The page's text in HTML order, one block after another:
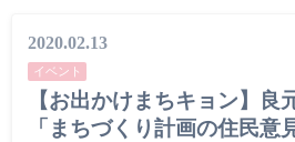
2020.02.13
イベント
【お出かけまちキョン】良
「まちづくり計画の住民意